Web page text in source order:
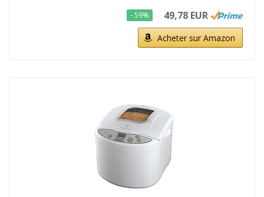
- 59% 49,78 EUR
Acheter sur Amazon